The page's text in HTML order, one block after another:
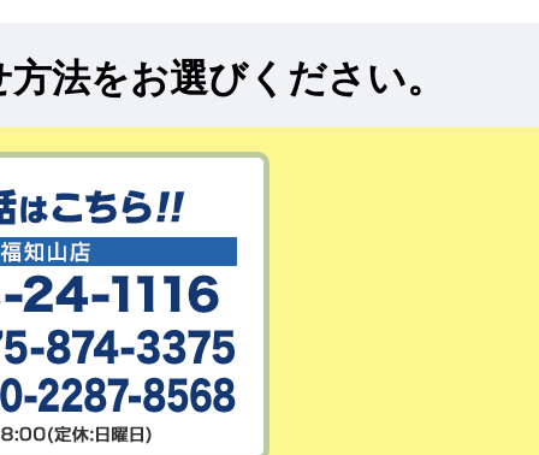
法をお選びください。